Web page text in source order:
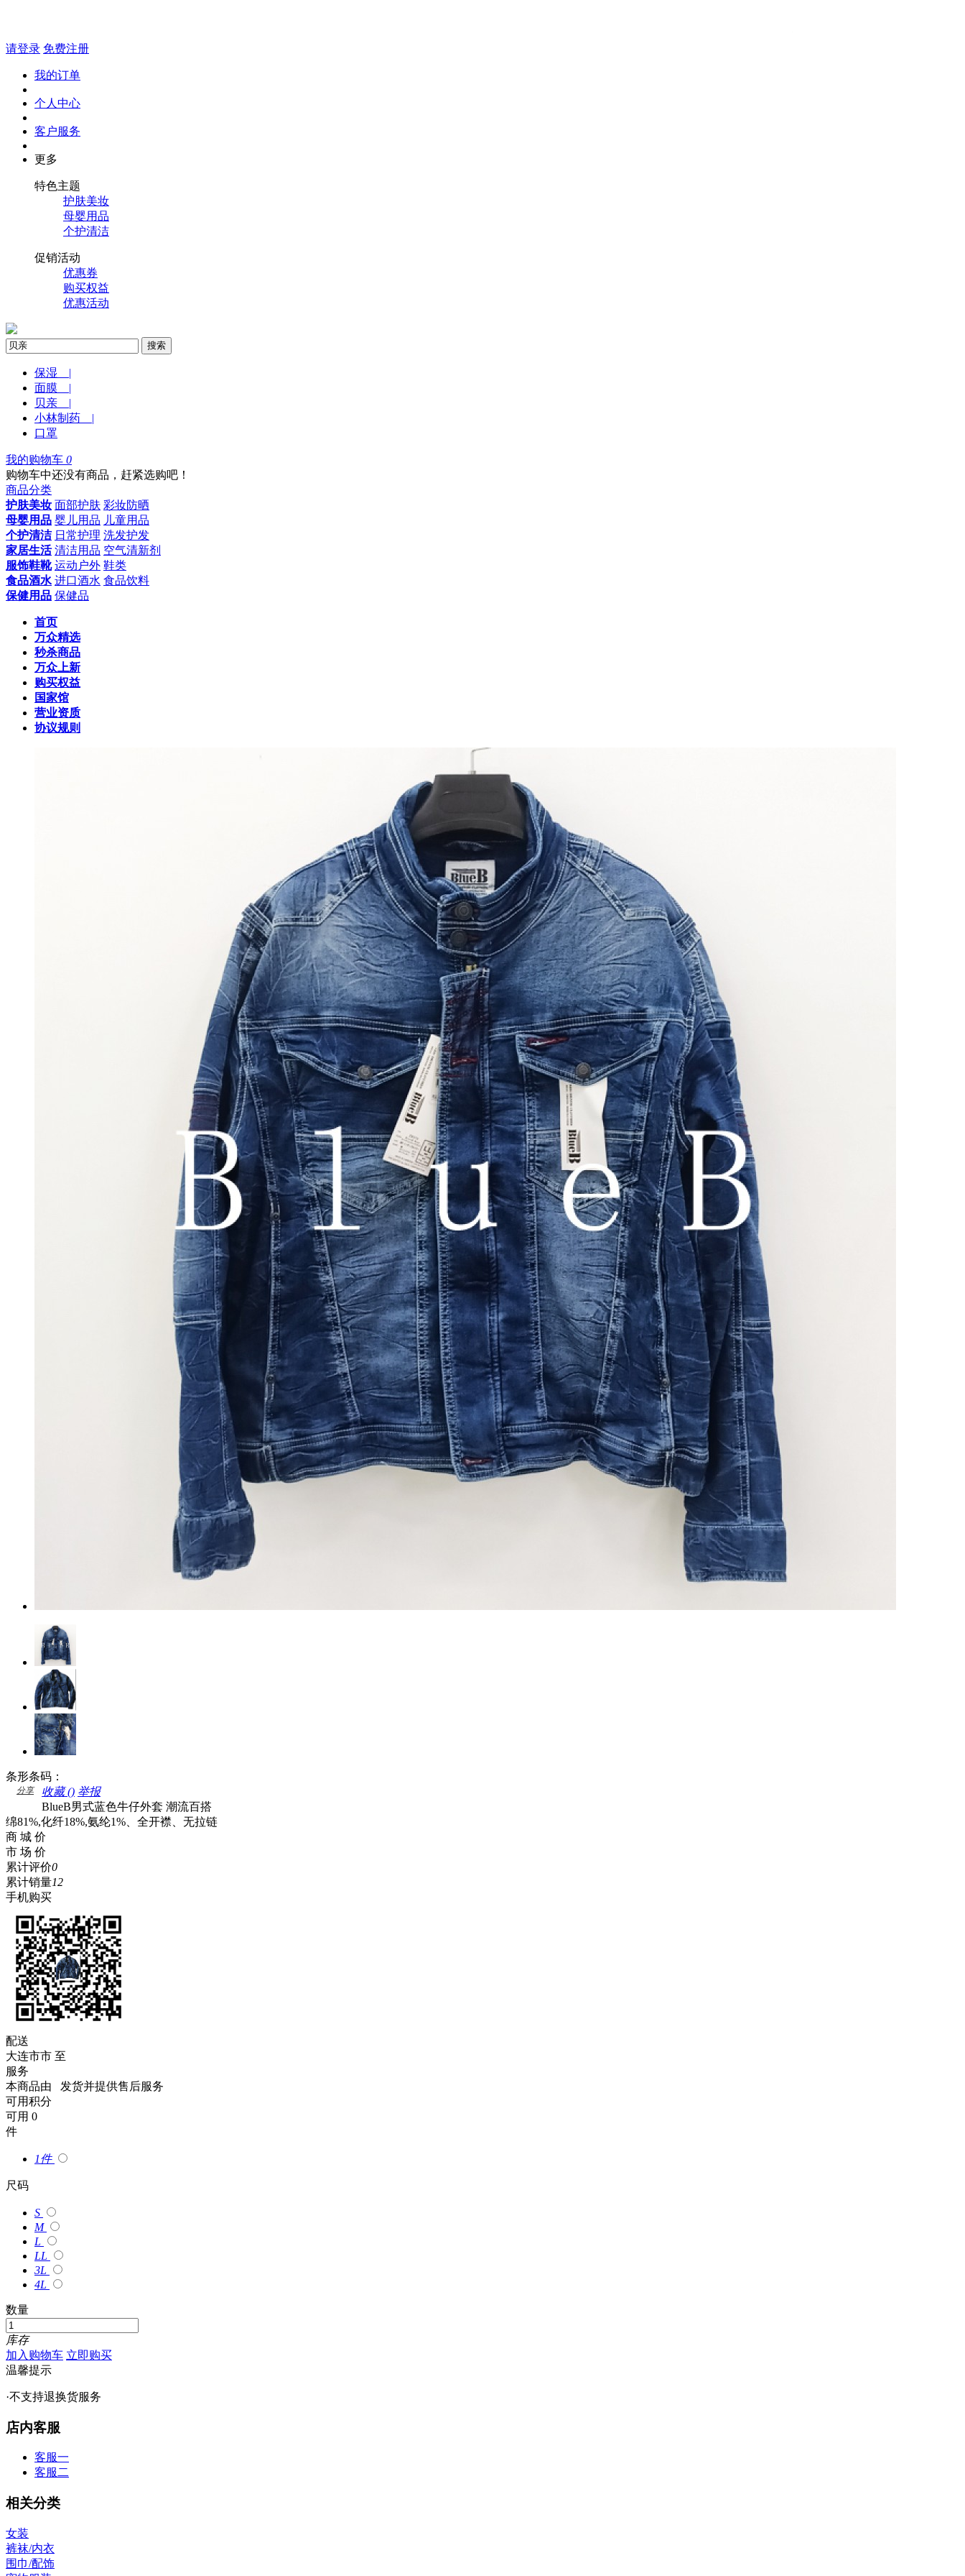
请登录 免费注册
我的订单
个人中心
客户服务
更多
特色主题
护肤美妆
母婴用品
个护清洁
促销活动
优惠券
购买权益
优惠活动
搜索
保湿 |
面膜 |
贝亲 |
小林制药 |
口罩
我的购物车 0
购物车中还没有商品，赶紧选购吧！
商品分类
护肤美妆 面部护肤 彩妆防晒
母婴用品 婴儿用品 儿童用品
个护清洁 日常护理 洗发护发
家居生活 清洁用品 空气清新剂
服饰鞋靴 运动户外 鞋类
食品酒水 进口酒水 食品饮料
保健用品 保健品
首页
万众精选
秒杀商品
万众上新
购买权益
国家馆
营业资质
协议规则
条形条码：
收藏 ()
分享
举报
BlueB男式蓝色牛仔外套 潮流百搭
绵81%,化纤18%,氨纶1%、全开襟、无拉链
商 城 价
市 场 价
累计评价0
累计销量12
手机购买
配送
大连市市 至
服务
本商品由
发货并提供售后服务
可用积分
可用 0
件
1件
尺码
S
M
L
LL
3L
4L
数量
库存
加入购物车 立即购买
温馨提示
·不支持退换货服务
店内客服
客服一
客服二
相关分类
女装
裤袜/内衣
围巾/配饰